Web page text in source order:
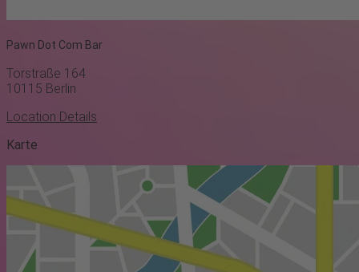
Pawn Dot Com Bar
Torstraße 164
10115 Berlin
Location Details
Karte